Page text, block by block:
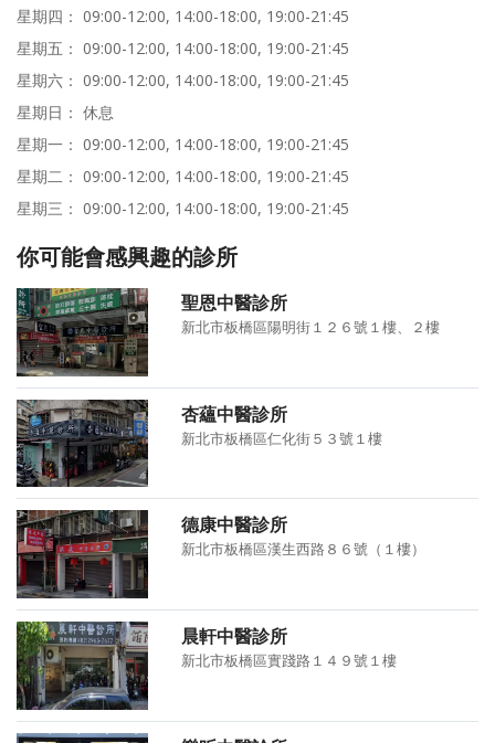
星期四： 09:00-12:00, 14:00-18:00, 19:00-21:45
星期五： 09:00-12:00, 14:00-18:00, 19:00-21:45
星期六： 09:00-12:00, 14:00-18:00, 19:00-21:45
星期日： 休息
星期一： 09:00-12:00, 14:00-18:00, 19:00-21:45
星期二： 09:00-12:00, 14:00-18:00, 19:00-21:45
星期三： 09:00-12:00, 14:00-18:00, 19:00-21:45
你可能會感興趣的診所
聖恩中醫診所
新北市板橋區陽明街１２６號１樓、２樓
杏蘊中醫診所
新北市板橋區仁化街５３號１樓
德康中醫診所
新北市板橋區漢生西路８６號（１樓）
晨軒中醫診所
新北市板橋區實踐路１４９號１樓